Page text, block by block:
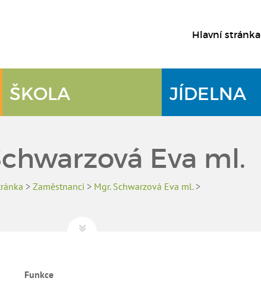
Hlavní stránka
ŠKOLA JÍDELNA
Eva ml.
> Zaměstnanci > Mgr. Schwarzová Eva ml.>
Funkce